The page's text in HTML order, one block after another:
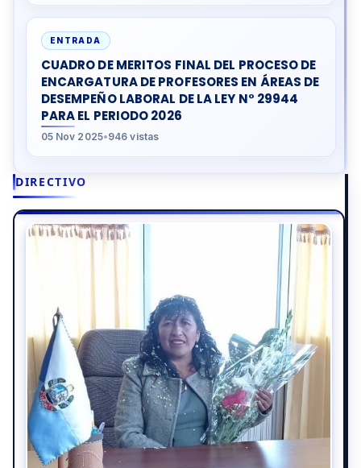
DIRECTIVO
ENTRADA
CUADRO DE MERITOS FINAL DEL PROCESO DE
ENCARGATURA DE PROFESORES EN ÁREAS DE
DESEMPEÑO LABORAL DE LA LEY N° 29944
PARA EL PERIODO 2026
05 Nov 2025•946 vistas